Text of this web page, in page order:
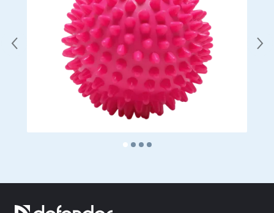
Sportovní tašky
Stojany na notebooky
Tašky a batohy na notebooky
Cestovní batohy
Kufry na kolečkách
Organizérové tašky
Batohy pro studium i volný čas
Spraye, pěny, gely